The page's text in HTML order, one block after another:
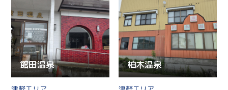
館田温泉 柏木温泉